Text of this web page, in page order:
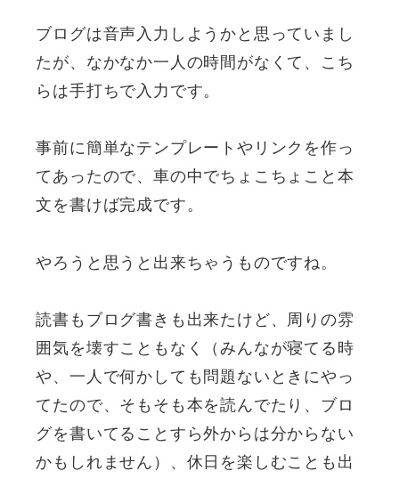
ブログは音声入力しようかと思っていまし
たが、なかなか一人の時間がなくて、こち
らは手打ちで入力です。
事前に簡単なテンプレートやリンクを作っ
てあったので、車の中でちょこちょこと本
文を書けば完成です。
やろうと思うと出来ちゃうものですね。
読書もブログ書きも出来たけど、周りの雰
囲気を壊すこともなく（みんなが寝てる時
や、一人で何かしても問題ないときにやっ
てたので、そもそも本を読んでたり、ブロ
グを書いてることすら外からは分からない
かもしれません）、休日を楽しむことも出